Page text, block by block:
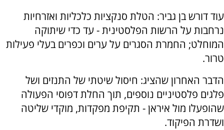
עוד דורש בן גביר: הטלת סנקציות כלכליות ואזרחיות
נרחבות על הרשות הפלסטינית - עד כדי שיתוקה
המוחלט; החמרת הסגרים על ערים וכפרים בעלי פעילות
טרור.
הדבר האחרון שהציג: חיסול שיטתי של התנזים ושל
פלגים פלסטיניים נוספים, תוך החלת דפוסי הפעולה
שהופעלו מול איראן - תקיפת מפקדות, מוקדי שליטה
ושדרת הפיקוד.